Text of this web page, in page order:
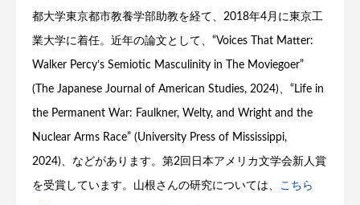
都大学東京都市教養学部助教を経て、2018年4月に東京工
業大学に着任。近年の論文として、“Voices That Matter:
Walker Percy’s Semiotic Masculinity in The Moviegoer”
(The Japanese Journal of American Studies, 2024)、“Life in
the Permanent War: Faulkner, Welty, and Wright and the
Nuclear Arms Race” (University Press of Mississippi,
2024)、などがあります。第2回日本アメリカ文学会新人賞
を受賞しています。山根さんの研究については、 こちら